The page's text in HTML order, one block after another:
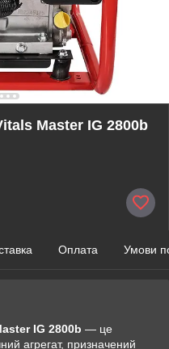
Master IG 2800b
Оплата Умови
IG 2800b — це
агрегат, призначений